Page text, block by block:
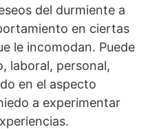
del durmiente a
en ciertas
le incomodan. Puede
laboral, personal,
en el aspecto
a experimentar